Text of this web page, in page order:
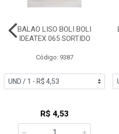
BALAO LISO BOLI BOLI
IDEATEX 065 SORTIDO
Código: 9387
R$ 4,53